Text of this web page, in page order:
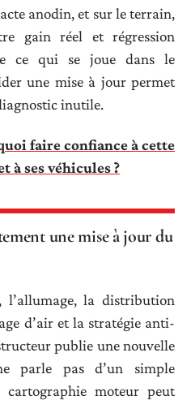
anodin, et sur le terrain,
gain réel et régression
ce qui se joue dans le
une mise à jour permet
inutile.
faire confiance à cette
à ses véhicules ?
une mise à jour du
l’allumage, la distribution
d’air et la stratégie anti-
publie une nouvelle
parle pas d’un simple
cartographie moteur peut